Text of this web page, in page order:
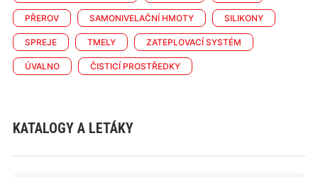
PŘEROV SAMONIVELAČNÍ HMOTY SILIKONY
SPREJE TMELY ZATEPLOVACÍ SYSTÉM
ÚVALNO ČISTICÍ PROSTŘEDKY
KATALOGY A LETÁKY